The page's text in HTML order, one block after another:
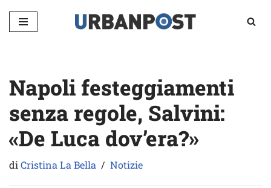
Vai
Napoli festeggiamenti
senza regole, Salvini:
«De Luca dov’era?»
diCristina La Bella Notizie